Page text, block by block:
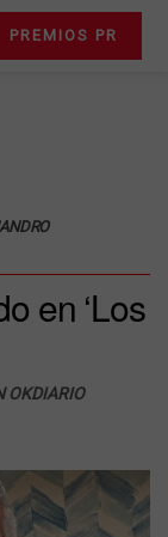
PREMIOS PR
en ‘Los
OKDIARIO